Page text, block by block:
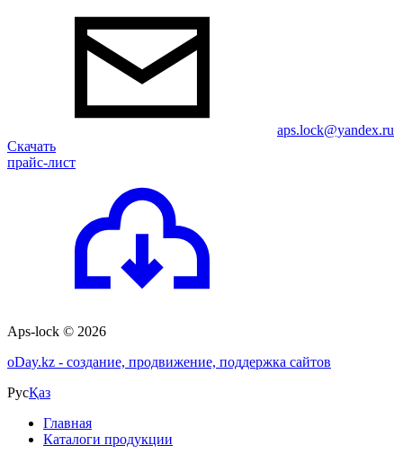
aps.lock@yandex.ru
Скачать
прайс-лист
Aps-lock © 2026
oDay.kz - создание, продвижение, поддержка сайтов
РусҚаз
Главная
Каталоги продукции